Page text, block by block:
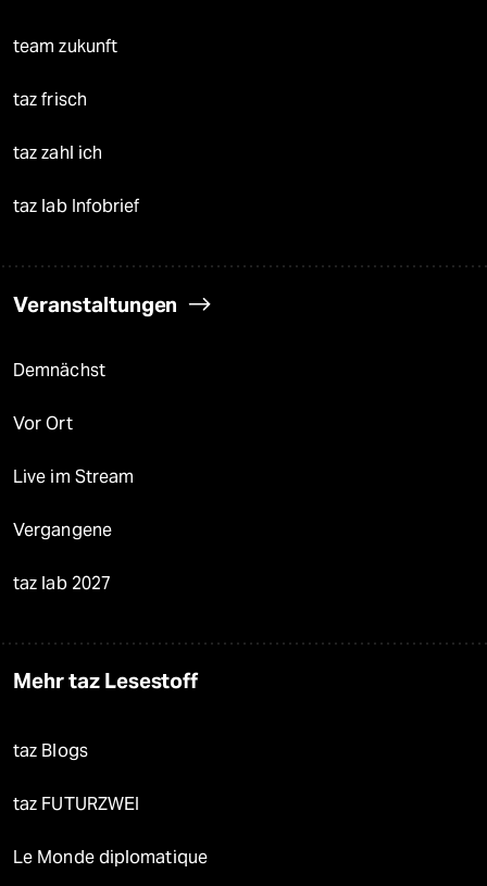
team zukunft
taz frisch
taz zahl ich
taz lab Infobrief
Veranstaltungen
Demnächst
Vor Ort
Live im Stream
Vergangene
taz lab 2027
Mehr taz Lesestoff
taz Blogs
taz FUTURZWEI
Le Monde diplomatique